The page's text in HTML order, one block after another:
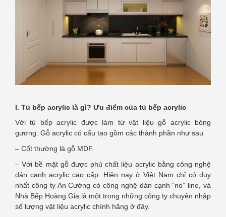
I. Tủ bếp acrylic là gì? Ưu điểm của tủ bếp acrylic
Với tủ bếp acrylic được làm từ vật liệu gỗ acrylic bóng
gương. Gỗ acrylic có cấu tạo gồm các thành phần như sau
– Cốt thường là gỗ MDF.
– Với bề mặt gỗ được phủ chất liệu acrylic bằng công nghệ
dán cạnh acrylic cao cấp. Hiện nay ở Việt Nam chỉ có duy
nhất công ty An Cường có công nghệ dán cạnh “no” line, và
Nhà Bếp Hoàng Gia là một trong những công ty chuyên nhập
số lượng vật liệu acrylic chính hãng ở đây.